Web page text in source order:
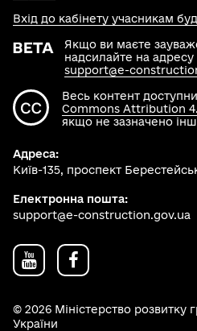
Якщо ви маєте
надсилайте на
support@e-
Весь контент
Commons Attribution
якщо не зазначено
Вхід до кабінету учасникам
Адреса:
Київ-135, проспект
Електронна пошта:
support@e-construction.gov.ua
© 2026 Міністерство розвитку
України